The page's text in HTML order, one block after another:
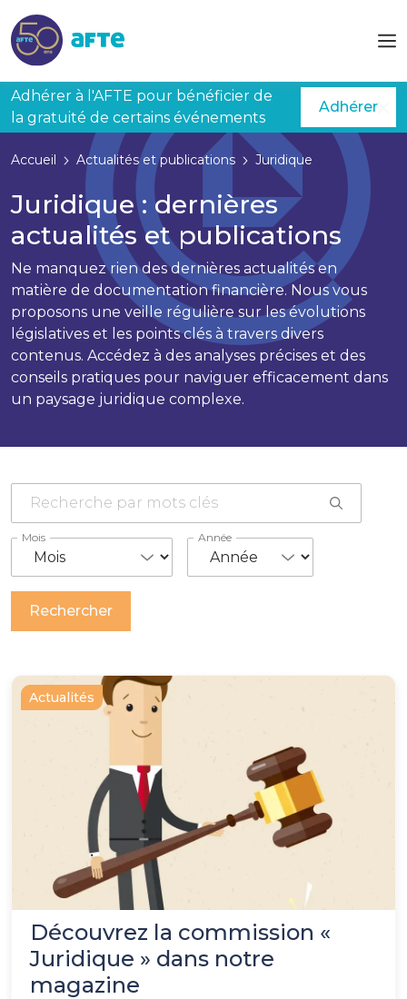
Adhérer à l'AFTE pour bénéficier de
la gratuité de certains événements
Adhérer
Accueil Actualités et publications Juridique
Juridique : dernières
actualités et publications
Ne manquez rien des dernières actualités en
matière de documentation financière. Nous vous
proposons une veille régulière sur les évolutions
législatives et les points clés à travers divers
contenus. Accédez à des analyses précises et des
conseils pratiques pour naviguer efficacement dans
un paysage juridique complexe.
Mois Année
Actualités
Découvrez la commission «
Juridique » dans notre
magazine